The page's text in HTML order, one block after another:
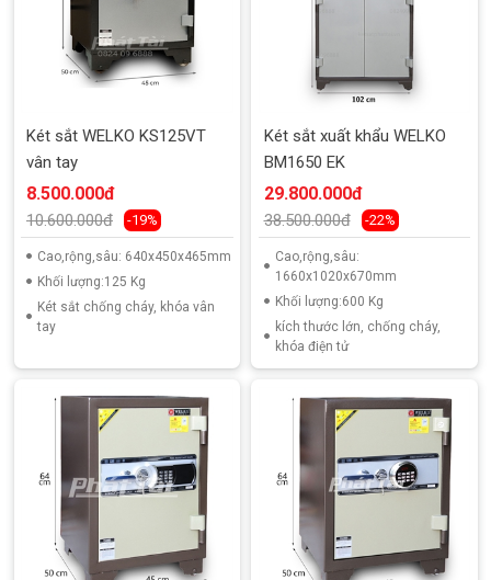
Két sắt WELKO KS125VT
vân tay
8.500.000đ
10.600.000đ -19%
Cao,rộng,sâu: 640x450x465mm
Khối lượng:125 Kg
Két sắt chống cháy, khóa vân
tay
Két sắt xuất khẩu WELKO
BM1650 EK
29.800.000đ
38.500.000đ -22%
Cao,rộng,sâu:
1660x1020x670mm
Khối lượng:600 Kg
kích thước lớn, chống cháy,
khóa điện tử